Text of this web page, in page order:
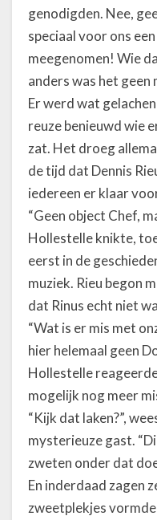
genodigden. Nee,
speciaal voor ons
meegenomen! Wie
anders was het geen
Er werd wat
reuze benieuwd wie
zat. Het droeg
de tijd dat Dennis
iedereen er klaar
“Geen object Chef,
Hollestelle knikte,
eerst in de
muziek. Rieu begon
dat Rinus echt niet
“Wat is er mis met
hier helemaal geen
Hollestelle
mogelijk nog meer
“Kijk dat laken?”,
mysterieuze gast.
zweten onder dat
En inderdaad zagen
zweetplekjes